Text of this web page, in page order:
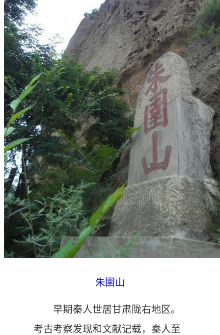
朱圉山
早期秦人世居甘肃陇右地区。
考古考察发现和文献记载，秦人至